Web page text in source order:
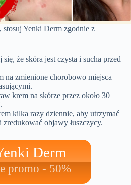
stosuj Yenki Derm zgodnie z
że skóra jest czysta i sucha przed
na zmienione chorobowo miejsca
krem na skórze przez około 30
kilka razy dziennie, aby utrzymać
objawy łuszczycy.
Derm
promo - 50%